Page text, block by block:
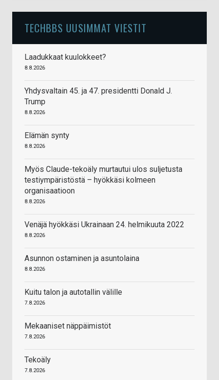
TECHBBS UUSIMMAT VIESTIT
Laadukkaat kuulokkeet?
8.8.2026
Yhdysvaltain 45. ja 47. presidentti Donald J.
Trump
8.8.2026
Elämän synty
8.8.2026
Myös Claude-tekoäly murtautui ulos suljetusta
testiympäristöstä – hyökkäsi kolmeen
organisaatioon
8.8.2026
Venäjä hyökkäsi Ukrainaan 24. helmikuuta 2022
8.8.2026
Asunnon ostaminen ja asuntolaina
8.8.2026
Kuitu talon ja autotallin välille
7.8.2026
Mekaaniset näppäimistöt
7.8.2026
Tekoäly
7.8.2026